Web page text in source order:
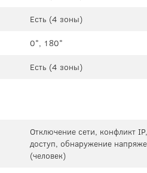
Есть (4 зоны)
0°, 180°
Есть (4 зоны)
Отключение сети, конфликт
доступ, обнаружение
(человек)